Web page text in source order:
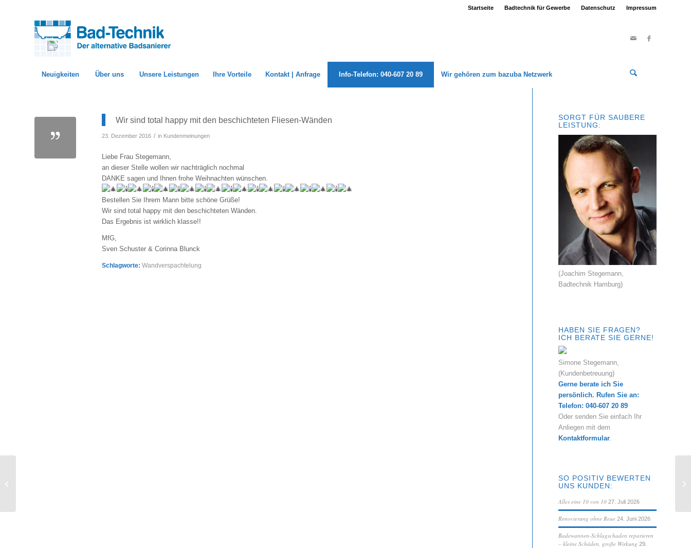
Startseite Badtechnik für Gewerbe Datenschutz Impressum
Neuigkeiten Über uns Unsere Leistungen Ihre Vorteile Kontakt | Anfrage Info-Telefon: 040-607 20 89 Wir gehören zum bazuba Netzwerk
Wir sind total happy mit den beschichteten Fliesen-Wänden
23. Dezember 2016 / in Kundenmeinungen
Liebe Frau Stegemann,
an dieser Stelle wollen wir nachträglich nochmal
DANKE sagen und Ihnen frohe Weihnachten wünschen.
Bestellen Sie Ihrem Mann bitte schöne Grüße!
Wir sind total happy mit den beschichteten Wänden.
Das Ergebnis ist wirklich klasse!!
MfG,
Sven Schuster & Corinna Blunck
Schlagworte: Wandverspachtelung
SORGT FÜR SAUBERE
LEISTUNG:
(Joachim Stegemann,
Badtechnik Hamburg)
HABEN SIE FRAGEN?
ICH BERATE SIE GERNE!
Simone Stegemann,
(Kundenbetreuung)
Gerne berate ich Sie
persönlich. Rufen Sie an:
Telefon: 040-607 20 89
Oder senden Sie einfach Ihr
Anliegen mit dem
Kontaktformular
SO POSITIV BEWERTEN
UNS KUNDEN:
Alles eine 10 von 10 27. Juli 2026
Renovierung ohne Reue 24. Juni 2026
Badewannen-Schlagschaden reparieren
– kleine Schäden, große Wirkung 29.